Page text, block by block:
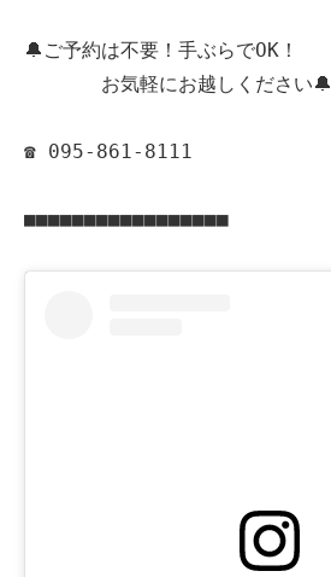
🔔ご予約は不要！手ぶらでOK！
お気軽にお越しください🔔
☎ 095-861-8111
■■■■■■■■■■■■■■■■■